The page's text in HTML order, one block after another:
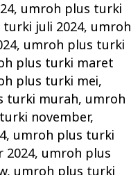
, umroh plus turki
juli 2024, umroh
, umroh plus turki
plus turki maret
plus turki mei,
turki murah, umroh
november,
, umroh plus turki
2024, umroh plus